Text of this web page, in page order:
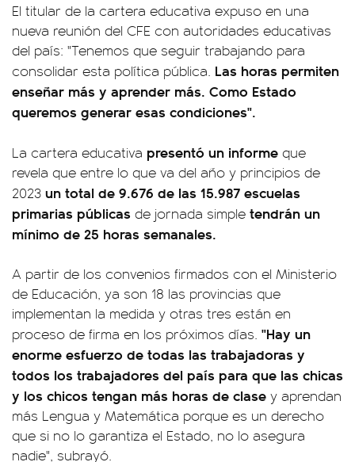
El titular de la cartera educativa expuso en una
nueva reunión del CFE con autoridades educativas
del país: "Tenemos que seguir trabajando para
consolidar esta política pública. Las horas permiten
enseñar más y aprender más. Como Estado
queremos generar esas condiciones".
La cartera educativa presentó un informe que
revela que entre lo que va del año y principios de
2023 un total de 9.676 de las 15.987 escuelas
primarias públicas de jornada simple tendrán un
mínimo de 25 horas semanales.
A partir de los convenios firmados con el Ministerio
de Educación, ya son 18 las provincias que
implementan la medida y otras tres están en
proceso de firma en los próximos días. "Hay un
enorme esfuerzo de todas las trabajadoras y
todos los trabajadores del país para que las chicas
y los chicos tengan más horas de clase y aprendan
más Lengua y Matemática porque es un derecho
que si no lo garantiza el Estado, no lo asegura
nadie", subrayó.